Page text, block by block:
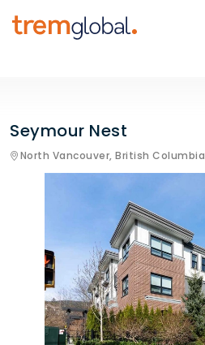
Seymour Nest
North Vancouver, British Columbia